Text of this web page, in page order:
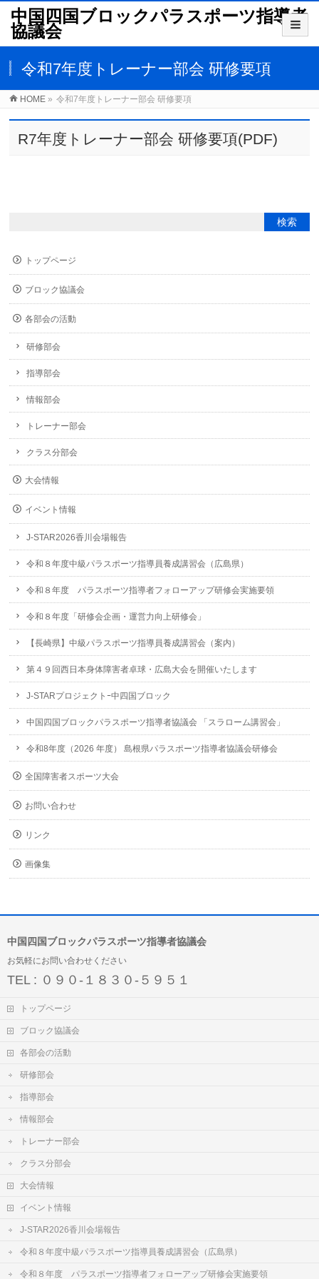
中国四国ブロックパラスポーツ指導者
協議会
令和7年度トレーナー部会 研修要項
HOME » 令和7年度トレーナー部会 研修要項
R7年度トレーナー部会 研修要項(PDF)
トップページ
ブロック協議会
各部会の活動
研修部会
指導部会
情報部会
トレーナー部会
クラス分部会
大会情報
イベント情報
J-STAR2026香川会場報告
令和８年度中級パラスポーツ指導員養成講習会（広島県）
令和８年度 パラスポーツ指導者フォローアップ研修会実施要領
令和８年度「研修会企画・運営力向上研修会」
【長崎県】中級パラスポーツ指導員養成講習会（案内）
第４９回西日本身体障害者卓球・広島大会を開催いたします
J-STARプロジェクトｰ中四国ブロック
中国四国ブロックパラスポーツ指導者協議会 「スラローム講習会」
令和8年度（2026 年度） 島根県パラスポーツ指導者協議会研修会
全国障害者スポーツ大会
お問い合わせ
リンク
画像集
中国四国ブロックパラスポーツ指導者協議会
お気軽にお問い合わせください
TEL : ０９０-１８３０-５９５１
トップページ
ブロック協議会
各部会の活動
研修部会
指導部会
情報部会
トレーナー部会
クラス分部会
大会情報
イベント情報
J-STAR2026香川会場報告
令和８年度中級パラスポーツ指導員養成講習会（広島県）
令和８年度 パラスポーツ指導者フォローアップ研修会実施要領